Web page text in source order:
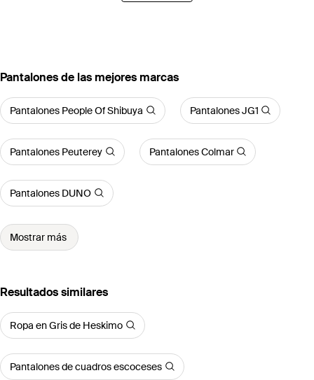
Pantalones de las mejores marcas
Pantalones People Of Shibuya Pantalones JG1
Pantalones Peuterey Pantalones Colmar
Pantalones DUNO
Mostrar más
Resultados similares
Ropa en Gris de Heskimo
Pantalones de cuadros escoceses